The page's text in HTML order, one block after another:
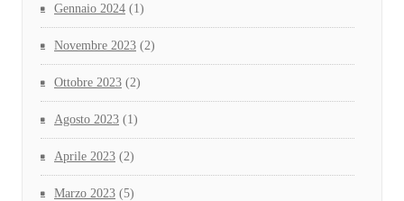
Gennaio 2024 (1)
Novembre 2023 (2)
Ottobre 2023 (2)
Agosto 2023 (1)
Aprile 2023 (2)
Marzo 2023 (5)